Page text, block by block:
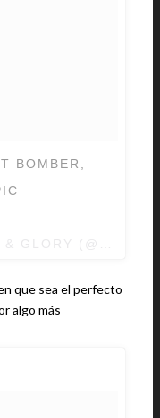
BOMBER,
que sea el perfecto
algo más